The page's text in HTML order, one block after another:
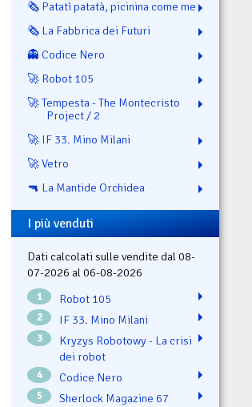
🗞️ Patatì patatà, picinina come me
🗞️ La Fabbrica dei Futuri
👻 Codice Nero
🚀 Robot 105
🚀 Tempesta - The Montecristo
Project / 2
🚀 IF 33. Mino Milani
🚀 Vetro
🔫 La Mantide Orchidea
I più venduti
Dati calcolati sulle vendite dal 08-
07-2026 al 06-08-2026
1 Robot 105
2 IF 33. Mino Milani
3
Kryzys Robotowy - La crisi
dei robot
4 Codice Nero
5 Sherlock Magazine 67